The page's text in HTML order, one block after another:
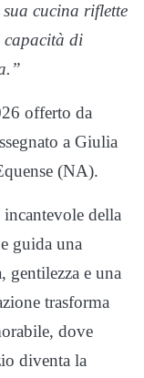
cucina riflette
capacità di
offerto da
a Giulia
(NA).
della
guida una
gentilezza e una
trasforma
dove
diventa la